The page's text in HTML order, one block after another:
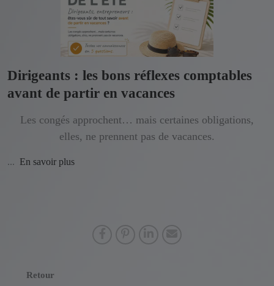
Dirigeants : les bons réflexes comptables
avant de partir en vacances
Les congés approchent… mais certaines obligations,
elles, ne prennent pas de vacances.
... En savoir plus
Retour